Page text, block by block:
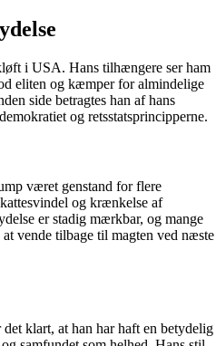
i USA. Hans tilhængere ser ham
eliten og kæmper for almindelige
side betragtes han af hans
og retsstatsprincipperne.
været genstand for flere
og krænkelse af
er stadig mærkbar, og mange
vende tilbage til magten ved næste
klart, at han har haft en betydelig